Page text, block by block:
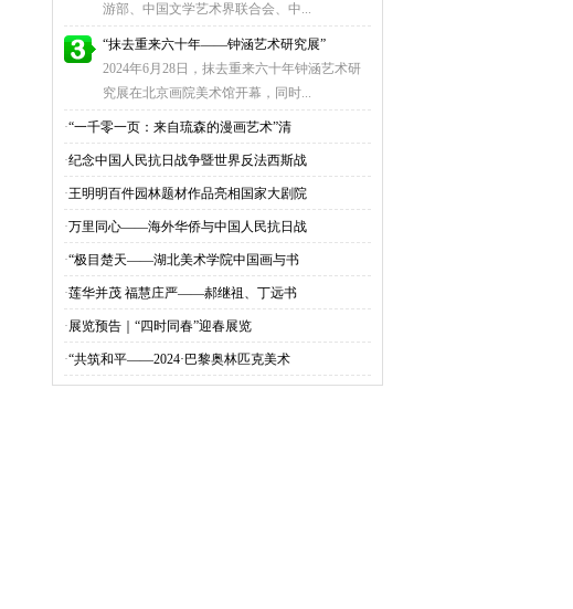
游部、中国文学艺术界联合会、中...
“抹去重来六十年——钟涵艺术研究展”
2024年6月28日，抹去重来六十年钟涵艺术研
究展在北京画院美术馆开幕，同时...
·“一千零一页：来自琉森的漫画艺术”清
·纪念中国人民抗日战争暨世界反法西斯战
·王明明百件园林题材作品亮相国家大剧院
·万里同心——海外华侨与中国人民抗日战
·“极目楚天——湖北美术学院中国画与书
·莲华并茂 福慧庄严——郝继祖、丁远书
·展览预告｜“四时同春”迎春展览
·“共筑和平——2024·巴黎奥林匹克美术